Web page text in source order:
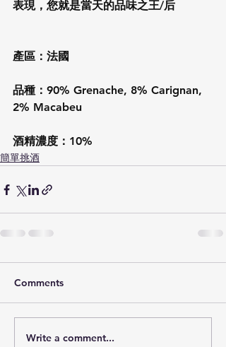
表現，您就是當天的品味之王/后
產區：法國
品種：90% Grenache, 8% Carignan,
2% Macabeu
酒精濃度：10%
簡單挑酒
Comments
Write a comment...